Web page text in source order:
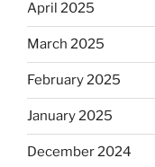
April 2025
March 2025
February 2025
January 2025
December 2024